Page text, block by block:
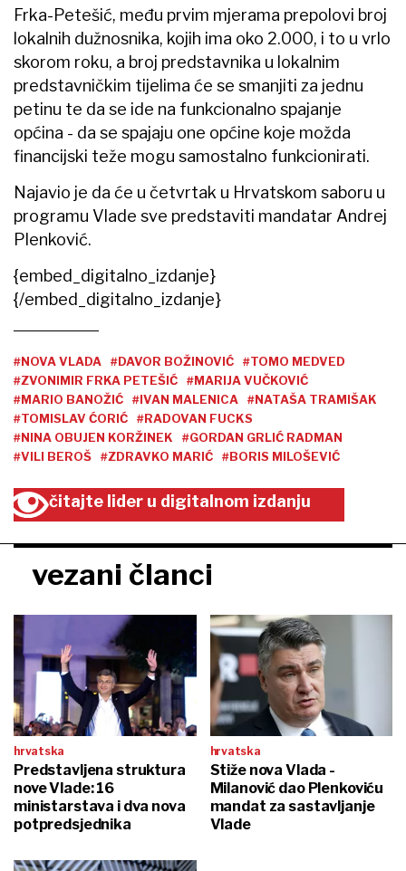
Frka-Petešić, među prvim mjerama prepolovi broj
lokalnih dužnosnika, kojih ima oko 2.000, i to u vrlo
skorom roku, a broj predstavnika u lokalnim
predstavničkim tijelima će se smanjiti za jednu
petinu te da se ide na funkcionalno spajanje
općina - da se spajaju one općine koje možda
financijski teže mogu samostalno funkcionirati.
Najavio je da će u četvrtak u Hrvatskom saboru u
programu Vlade sve predstaviti mandatar Andrej
Plenković.
{embed_digitalno_izdanje}
{/embed_digitalno_izdanje}
#NOVA VLADA #DAVOR BOŽINOVIĆ
#TOMO MEDVED
#ZVONIMIR FRKA PETEŠIĆ
#MARIJA VUČKOVIĆ
#MARIO BANOŽIĆ
#IVAN MALENICA
#NATAŠA TRAMIŠAK
#TOMISLAV ĆORIĆ
#RADOVAN FUCKS
#NINA OBUJEN KORŽINEK
#GORDAN GRLIĆ RADMAN
#VILI BEROŠ
#ZDRAVKO MARIĆ #BORIS MILOŠEVIĆ
čitajte lider u digitalnom izdanju
vezani članci
hrvatska
Predstavljena struktura
nove Vlade: 16
ministarstava i dva nova
potpredsjednika
hrvatska
Stiže nova Vlada -
Milanović dao Plenkoviću
mandat za sastavljanje
Vlade